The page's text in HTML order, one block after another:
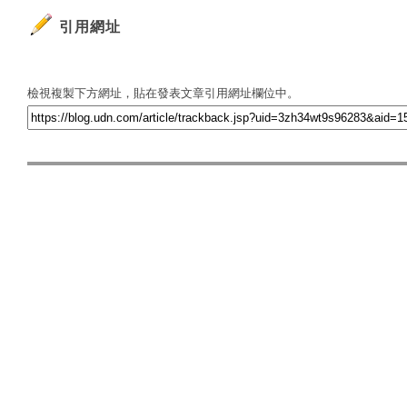
引用網址
檢視複製下方網址，貼在發表文章引用網址欄位中。